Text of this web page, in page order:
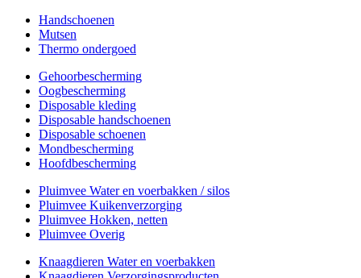
Handschoenen
Mutsen
Thermo ondergoed
Gehoorbescherming
Oogbescherming
Disposable kleding
Disposable handschoenen
Disposable schoenen
Mondbescherming
Hoofdbescherming
Pluimvee Water en voerbakken / silos
Pluimvee Kuikenverzorging
Pluimvee Hokken, netten
Pluimvee Overig
Knaagdieren Water en voerbakken